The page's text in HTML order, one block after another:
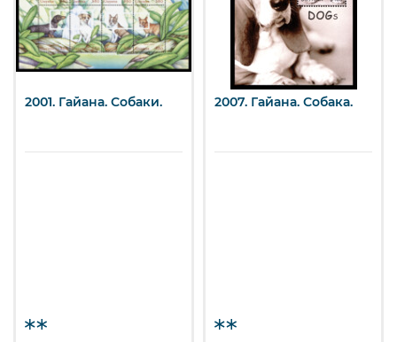
2001. Гайана. Собаки. 2007. Гайана. Собака.